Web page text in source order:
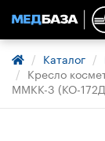
Каталог
Кресло
ММКК-3 (КО-